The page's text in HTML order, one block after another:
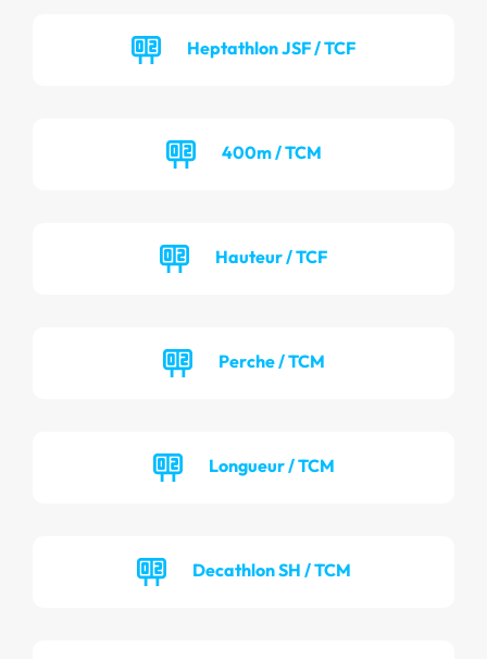
Heptathlon JSF / TCF
400m / TCM
Hauteur / TCF
Perche / TCM
Longueur / TCM
Decathlon SH / TCM